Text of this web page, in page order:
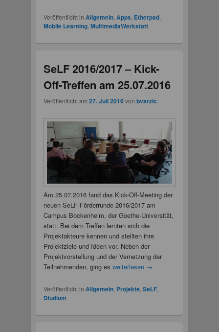
Veröffentlicht in Allgemein, Apps Etherpad,
Mobile Learning, MultimediaWerkstatt
SeLF 2016/2017 – Kick-
Off-Treffen am 25.07.2016
Veröffentlicht am 27. Juli 2016 von bvarzic
Am 25.07.2016 fand das Kick-Off-Meeting der
neuen SeLF-Förderrunde 2016/2017 am
Campus Bockenheim, der Goethe-Universität,
statt. Bei dem Treffen lernten sich die
Projektakteure kennen und stellten ihre
Projektziele und Ideen vor. Neben der
Projektvorstellung und der Vernetzung der
Teilnehmenden, ging es weiterlesen →
Veröffentlicht in Allgemein, Projekte, SeLF,
Studium